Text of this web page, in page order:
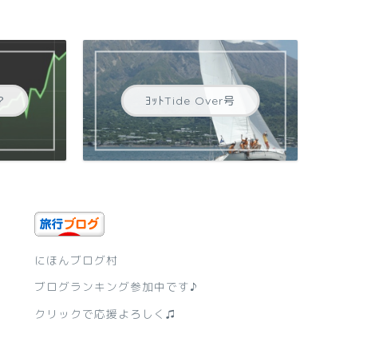
ﾖｯﾄTide Over号
にほんブログ村
ブログランキング参加中です♪
クリックで応援よろしく♫